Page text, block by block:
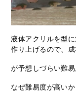
液体アクリルを型
作り上げるので、
が予想しづらい難
なぜ難易度が高い